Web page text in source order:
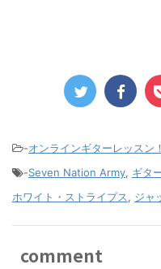
-オンラインギターレッスン！
-Seven Nation Army, ギタ
ホワイト・ストライプス, ジャ
comment